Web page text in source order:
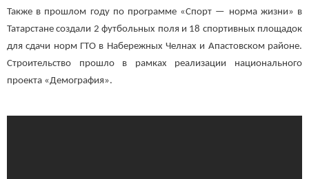
Также в прошлом году по программе «Спорт — норма жизни» в
Татарстане создали 2 футбольных поля и 18 спортивных площадок
для сдачи норм ГТО в Набережных Челнах и Апастовском районе.
Строительство прошло в рамках реализации национального
проекта «Демография».